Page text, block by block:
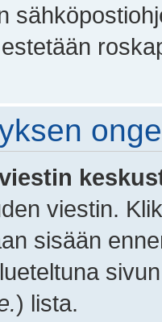
viestin.
sisään
) lista.